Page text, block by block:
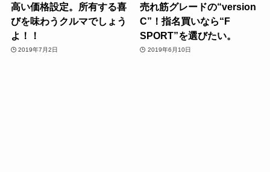
高い価格設定。所有する喜
びを味わうクルマでしょう
よ！！
2019年7月2日
売れ筋グレードの“version
C”！指名買いなら“F
SPORT”を選びたい。
2019年6月10日